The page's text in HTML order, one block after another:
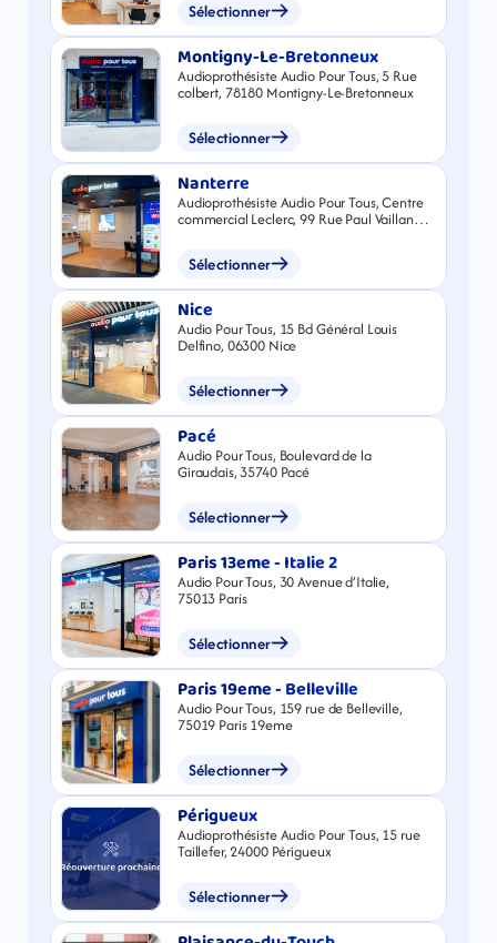
Sélectionner
Montigny-Le-Bretonneux
Audioprothésiste Audio Pour Tous, 5 Rue
colbert, 78180 Montigny-Le-Bretonneux
Sélectionner
Nanterre
Audioprothésiste Audio Pour Tous, Centre
commercial Leclerc, 99 Rue Paul Vaillant
Sélectionner
Nice
Audio Pour Tous, 15 Bd Général Louis
Delfino, 06300 Nice
Sélectionner
Pacé
Audio Pour Tous, Boulevard de la
Giraudais, 35740 Pacé
Sélectionner
Paris 13eme - Italie 2
Audio Pour Tous, 30 Avenue d’Italie,
75013 Paris
Sélectionner
Paris 19eme - Belleville
Audio Pour Tous, 159 rue de Belleville,
75019 Paris 19eme
Sélectionner
Périgueux
Audioprothésiste Audio Pour Tous, 15 rue
Taillefer, 24000 Périgueux
Sélectionner